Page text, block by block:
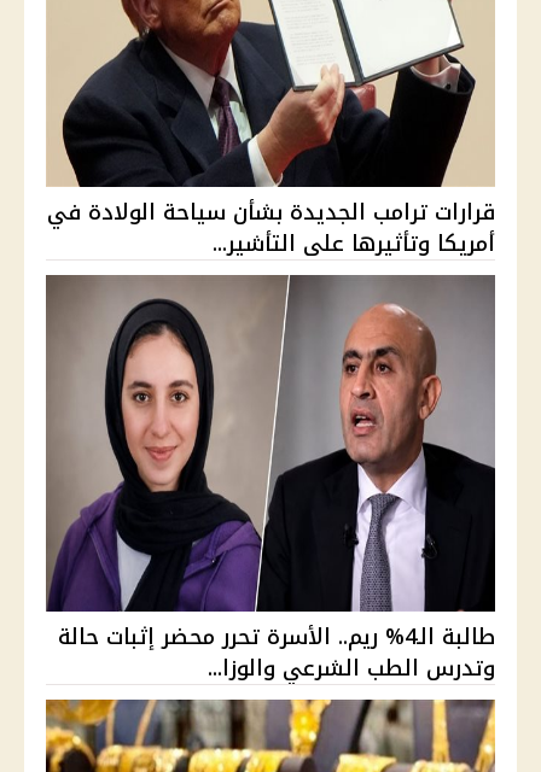
قرارات ترامب الجديدة بشأن سياحة الولادة في
أمريكا وتأثيرها على التأشير...
طالبة الـ4% ريم.. الأسرة تحرر محضر إثبات حالة
وتدرس الطب الشرعي والوزا...